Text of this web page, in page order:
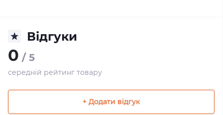
Відгуки
0 / 5
середній рейтинг товару
+ Додати відгук